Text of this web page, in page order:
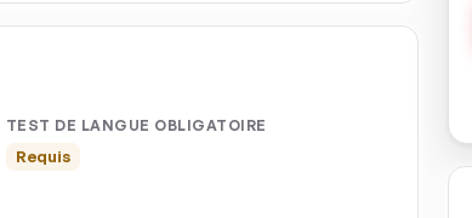
TEST DE LANGUE OBLIGATOIRE
Requis